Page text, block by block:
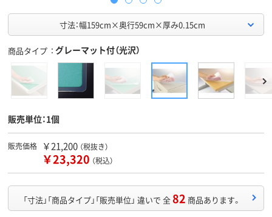
寸法：幅159cm×奥行59cm×厚み0.15cm
商品タイプ グレーマット付（光沢）
販売単位：1個
販売価格 ￥21,200 （税抜き）
￥23,320 （税込）
「寸法」「商品タイプ」「販売単位」 違いで 全82 商品あります。